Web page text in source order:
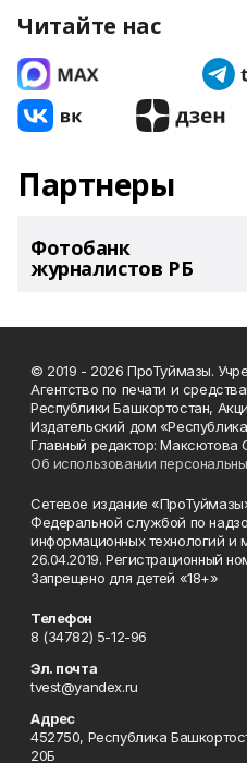
Читайте нас
Партнеры
Фотобанк
журналистов РБ
© 2019 - 2026 ПроТуймазы.
Агентство по печати и
Республики Башкортостан,
Издательский дом
Главный редактор: Максютова
Об использовании
Сетевое издание
Федеральной службой по
информационных технологий и
26.04.2019.
Запрещено для детей «18+»
Телефон
8 (34782) 5-12-96
Эл. почта
tvest@yandex.ru
Адрес
452750, Республика
20Б